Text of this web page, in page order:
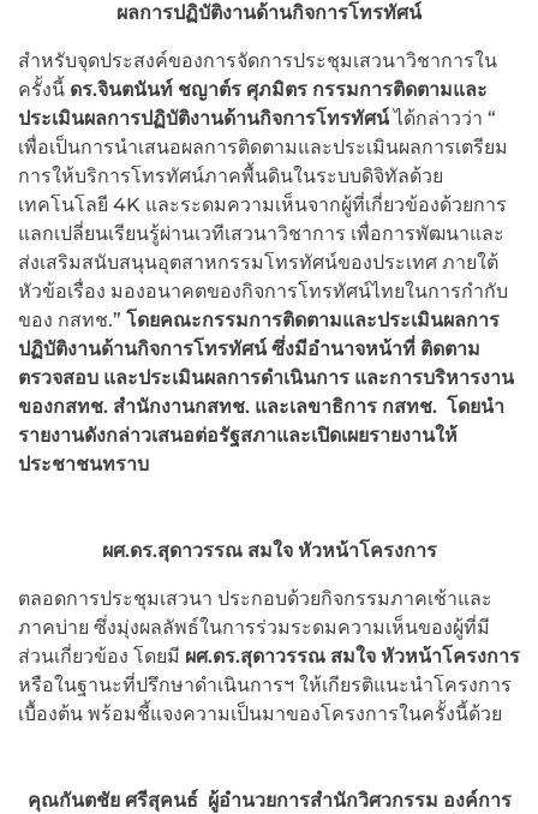
ผลการปฏิบัติงานด้านกิจการโทรทัศน์
สำหรับจุดประสงค์ของการจัดการประชุมเสวนาวิชาการใน
ครั้งนี้ ดร.จินตนันท์ ชญาต์ร ศุภมิตร กรรมการติดตามและ
ประเมินผลการปฏิบัติงานด้านกิจการโทรทัศน์ได้กล่าวว่า “
เพื่อเป็นการนำเสนอผลการติดตามและประเมินผลการเตรียม
การให้บริการโทรทัศน์ภาคพื้นดินในระบบดิจิทัลด้วย
เทคโนโลยี 4K และระดมความเห็นจากผู้ที่เกี่ยวข้องด้วยการ
แลกเปลี่ยนเรียนรู้ผ่านเวทีเสวนาวิชาการ เพื่อการพัฒนาและ
ส่งเสริมสนับสนุนอุตสาหกรรมโทรทัศน์ของประเทศ ภายใต้
หัวข้อเรื่อง มองอนาคตของกิจการโทรทัศน์ไทยในการกำกับ
ของ กสทช.” โดยคณะกรรมการติดตามและประเมินผลการ
ปฏิบัติงานด้านกิจการโทรทัศน์ ซึ่งมีอำนาจหน้าที่ ติดตาม
ตรวจสอบ และประเมินผลการดำเนินการ และการบริหารงาน
ของกสทช. สำนักงานกสทช. และเลขาธิการ กสทช. โดยนำ
รายงานดังกล่าวเสนอต่อรัฐสภาและเปิดเผยรายงานให้
ประชาชนทราบ
ผศ.ดร.สุดาวรรณ สมใจ หัวหน้าโครงการ
ตลอดการประชุมเสวนา ประกอบด้วยกิจกรรมภาคเช้าและ
ภาคบ่าย ซึ่งมุ่งผลลัพธ์ในการร่วมระดมความเห็นของผู้ที่มี
ส่วนเกี่ยวข้อง โดยมี ผศ.ดร.สุดาวรรณ สมใจ หัวหน้าโครงการ
หรือในฐานะที่ปรึกษาดำเนินการฯ ให้เกียรติแนะนำโครงการ
เบื้องต้น พร้อมชี้แจงความเป็นมาของโครงการในครั้งนี้ด้วย
คุณกันตชัย ศรีสุคนธ์ ผู้อำนวยการสำนักวิศวกรรม องค์การ